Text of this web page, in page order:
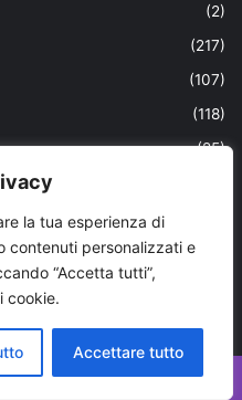
la tua esperienza di
contenuti personalizzati e
“Accetta tutti”,
cookie.
Accettare tutto
(2)
(217)
(107)
(118)
(25)
(356)